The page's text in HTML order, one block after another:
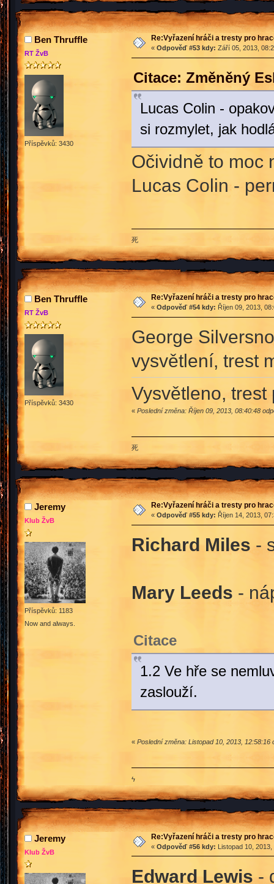
Ben Thruffle
RT ŽvB
Příspěvků: 3430
Re:Vyřazení hráči a tresty pro
« Odpověď #53 kdy: Září 05, 2013,
Citace: Změněný
Lucas Colin -
si rozmylet, jak
Očividně to moc
Lucas Colin -
死
Ben Thruffle
RT ŽvB
Příspěvků: 3430
Re:Vyřazení hráči a tresty pro
« Odpověď #54 kdy: Říjen 09, 2013,
George
vysvětlení, trest
Vysvětleno, trest
« Poslední změna: Říjen 09, 2013, 08:40:48
死
Jeremy
Klub ŽvB
Příspěvků: 1183
Now and always.
Re:Vyřazení hráči a tresty pro
« Odpověď #55 kdy: Říjen 14, 2013,
Richard Miles -
Mary Leeds -
Citace
1.2 Ve hře se
zaslouží.
« Poslední změna: Listopad 10, 2013, 12:58:16
ϟ
Jeremy
Klub ŽvB
Re:Vyřazení hráči a tresty pro
« Odpověď #56 kdy: Listopad 10,
Edward Lewis -